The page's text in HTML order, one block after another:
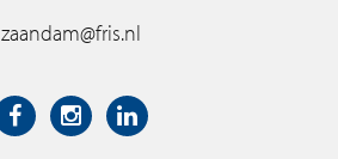
zaandam@fris.nl